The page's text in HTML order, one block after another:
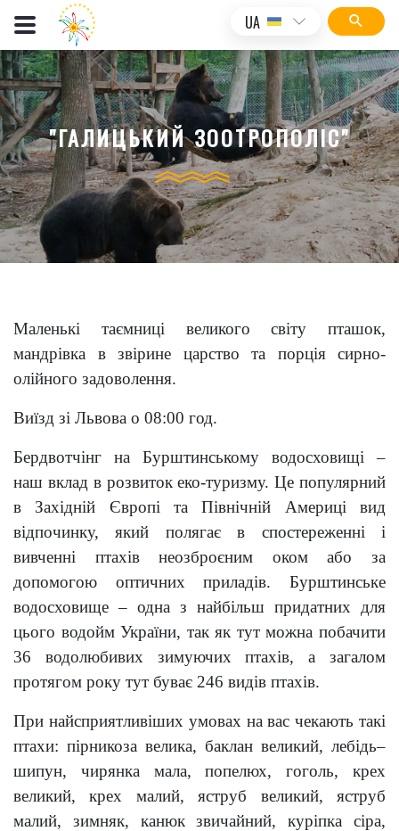
UA
"ГАЛИЦЬКИЙ ЗООТРОПОЛІС"
Маленькі таємниці великого світу пташок,
мандрівка в звірине царство та порція сирно-
олійного задоволення.
Виїзд зі Львова о 08:00 год.
Бердвотчінг на Бурштинському водосховищі –
наш вклад в розвиток еко-туризму. Це популярний
в Західній Європі та Північній Америці вид
відпочинку, який полягає в спостереженні і
вивченні птахів неозброєним оком або за
допомогою оптичних приладів. Бурштинське
водосховище– одна з найбільш придатних для
цього водойм України, так як тут можна побачити
36 водолюбивих зимуючих птахів, а загалом
протягом року тут буває 246 видів птахів.
При найсприятливіших умовах на вас чекають такі
птахи: пірникоза велика, баклан великий, лебідь–
шипун, чирянка мала, попелюх, гоголь, крех
великий, крех малий, яструб великий, яструб
малий, зимняк, канюк звичайний, куріпка сіра,